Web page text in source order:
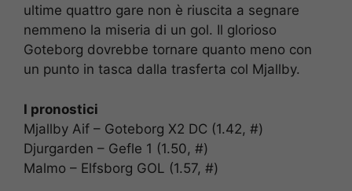
ultime quattro gare non è riuscita a segnare
nemmeno la miseria di un gol. Il glorioso
Goteborg dovrebbe tornare quanto meno con
un punto in tasca dalla trasferta col Mjallby.
I pronostici
Mjallby Aif – Goteborg X2 DC (1.42, #)
Djurgarden – Gefle 1 (1.50, #)
Malmo – Elfsborg GOL (1.57, #)